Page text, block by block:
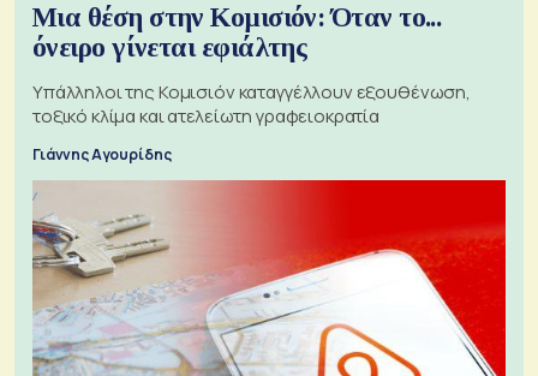
Μια θέση στην Κομισιόν: Όταν το...
όνειρο γίνεται εφιάλτης
Υπάλληλοι της Κομισιόν καταγγέλλουν εξουθένωση,
τοξικό κλίμα και ατελείωτη γραφειοκρατία
Γιάννης Αγουρίδης